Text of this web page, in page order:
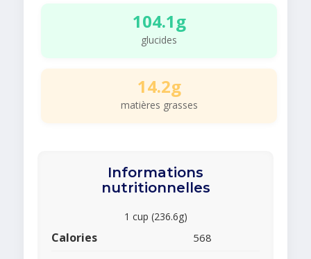
104.1g
glucides
14.2g
matières grasses
Informations
nutritionnelles
1 cup (236.6g)
Calories 568